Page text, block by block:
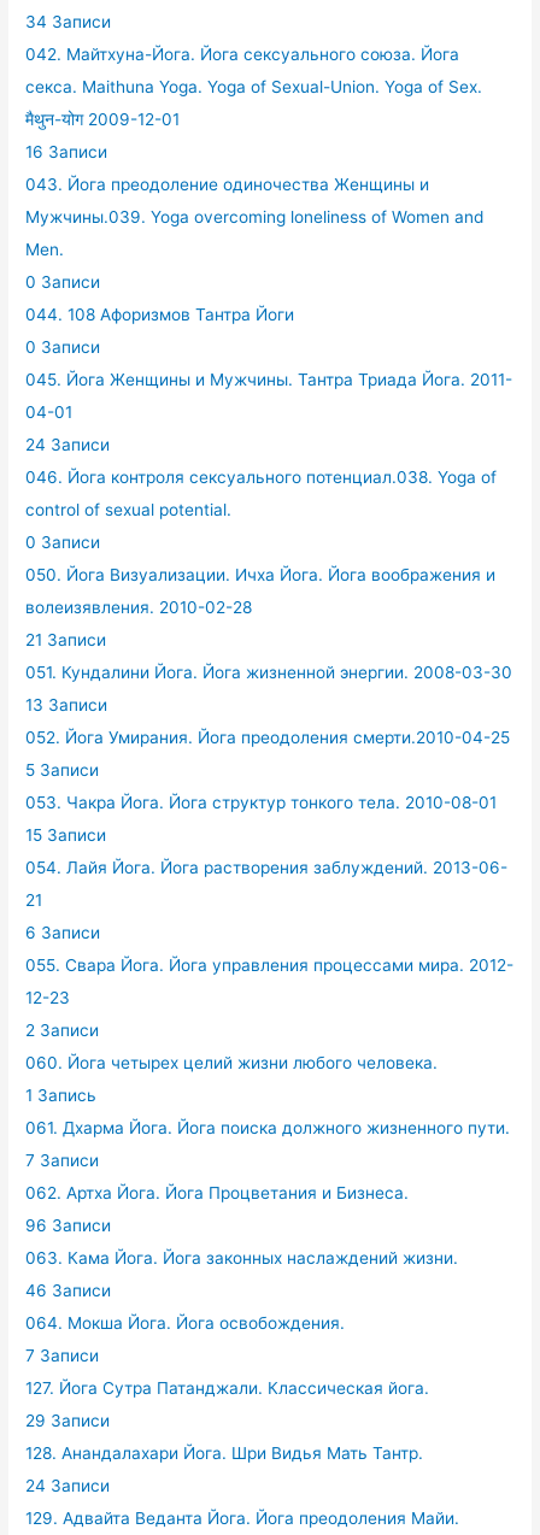
34 Записи
042. Майтхуна-Йога. Йога сексуального союза. Йога
секса. Maithuna Yoga. Yoga of Sexual-Union. Yoga of Sex.
मैथुन-योग 2009-12-01
16 Записи
043. Йога преодоление одиночества Женщины и
Мужчины.039. Yoga overcoming loneliness of Women and
Men.
0 Записи
044. 108 Афоризмов Тантра Йоги
0 Записи
045. Йога Женщины и Мужчины. Тантра Триада Йога. 2011-
04-01
24 Записи
046. Йога контроля сексуального потенциал.038. Yoga of
control of sexual potential.
0 Записи
050. Йога Визуализации. Ичха Йога. Йога воображения и
волеизявления. 2010-02-28
21 Записи
051. Кундалини Йога. Йога жизненной энергии. 2008-03-30
13 Записи
052. Йога Умирания. Йога преодоления смерти.2010-04-25
5 Записи
053. Чакра Йога. Йога структур тонкого тела. 2010-08-01
15 Записи
054. Лайя Йога. Йога растворения заблуждений. 2013-06-
21
6 Записи
055. Свара Йога. Йога управления процессами мира. 2012-
12-23
2 Записи
060. Йога четырех целий жизни любого человека.
1 Запись
061. Дхарма Йога. Йога поиска должного жизненного пути.
7 Записи
062. Артха Йога. Йога Процветания и Бизнеса.
96 Записи
063. Кама Йога. Йога законных наслаждений жизни.
46 Записи
064. Мокша Йога. Йога освобождения.
7 Записи
127. Йога Сутра Патанджали. Классическая йога.
29 Записи
128. Анандалахари Йога. Шри Видья Мать Тантр.
24 Записи
129. Адвайта Веданта Йога. Йога преодоления Майи.